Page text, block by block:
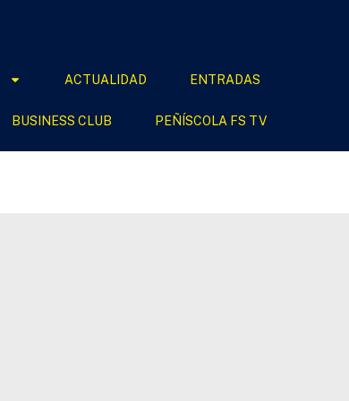
ACTUALIDAD ENTRADAS
BUSINESS CLUB PEÑÍSCOLA FS TV